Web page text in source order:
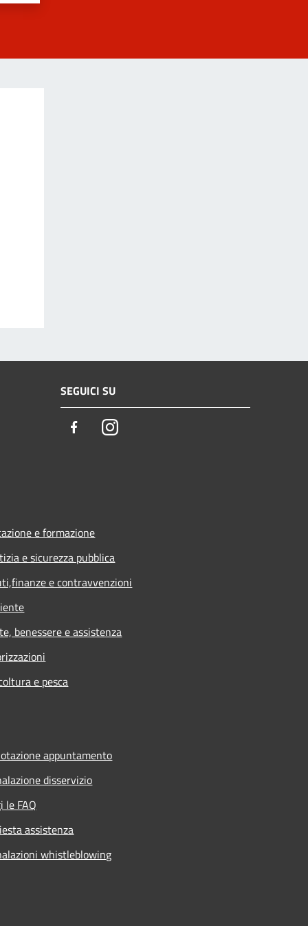
SEGUICI SU
FacebookInstagram
e formazione
e sicurezza pubblica
e contravvenzioni
benessere e assistenza
e pesca
appuntamento
disservizio
le FAQ
assistenza
whistleblowing